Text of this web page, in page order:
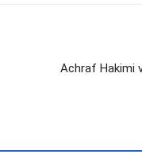
Achraf Hakimi